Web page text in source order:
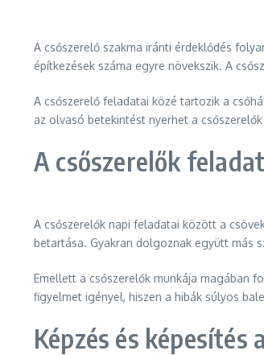
A csőszerelő szakma iránti érdeklődés
építkezések száma egyre növekszik. A
A csőszerelő feladatai közé tartozik a
az olvasó betekintést nyerhet a
A csőszerelők
A csőszerelők napi feladatai között a
betartása. Gyakran dolgoznak együtt más
Emellett a csőszerelők munkája magában
figyelmet igényel, hiszen a hibák súlyos
Képzés és képesítés